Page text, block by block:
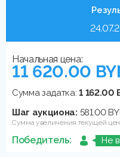
Начальная цена:
11 620.00
Сумма задатка:1 162.00
Шаг аукциона: 581.00
Сумма увеличения текущей
Победитель: Не